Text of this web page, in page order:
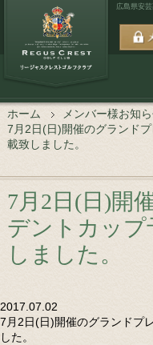
広島県安
ホーム メンバー様お知
7月2日(日)開催のグランド
載致しました。
7月2日(日)開
デントカップ
しました。
2017.07.02
7月2日(日)開催のグランドプ
した。